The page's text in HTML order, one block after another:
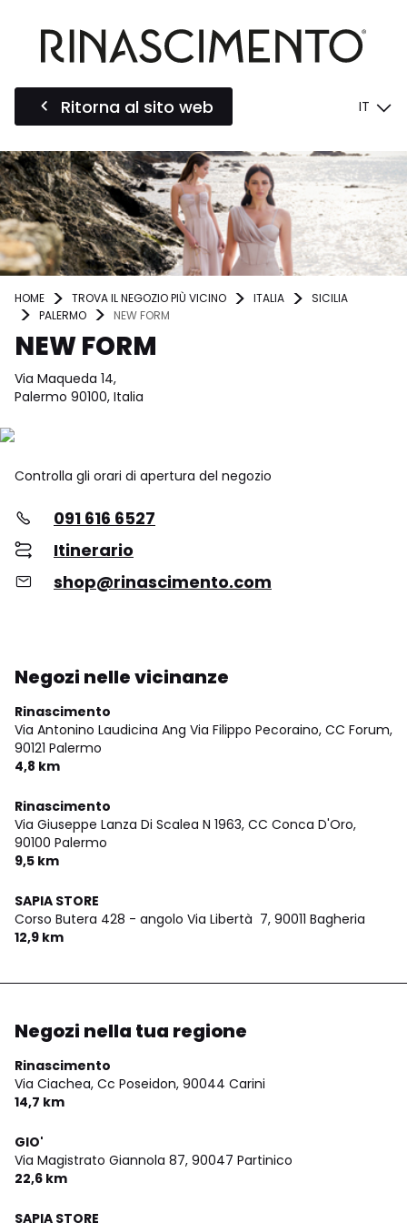
Ritorna al sito web IT
HOME TROVA IL NEGOZIO PIÙ VICINO ITALIA
SICILIA
PALERMO
NEW FORM
NEW FORM
Via Maqueda 14,
Palermo 90100, Italia
Controlla gli orari di apertura del negozio
091 616 6527
Itinerario
shop@rinascimento.com
Negozi nelle vicinanze
Rinascimento
Via Antonino Laudicina Ang Via Filippo Pecoraino, CC Forum,
90121 Palermo
4,8 km
Rinascimento
Via Giuseppe Lanza Di Scalea N 1963, CC Conca D'Oro,
90100 Palermo
9,5 km
SAPIA STORE
Corso Butera 428 - angolo Via Libertà 7, 90011 Bagheria
12,9 km
Negozi nella tua regione
Rinascimento
Via Ciachea, Cc Poseidon, 90044 Carini
14,7 km
GIO'
Via Magistrato Giannola 87, 90047 Partinico
22,6 km
SAPIA STORE